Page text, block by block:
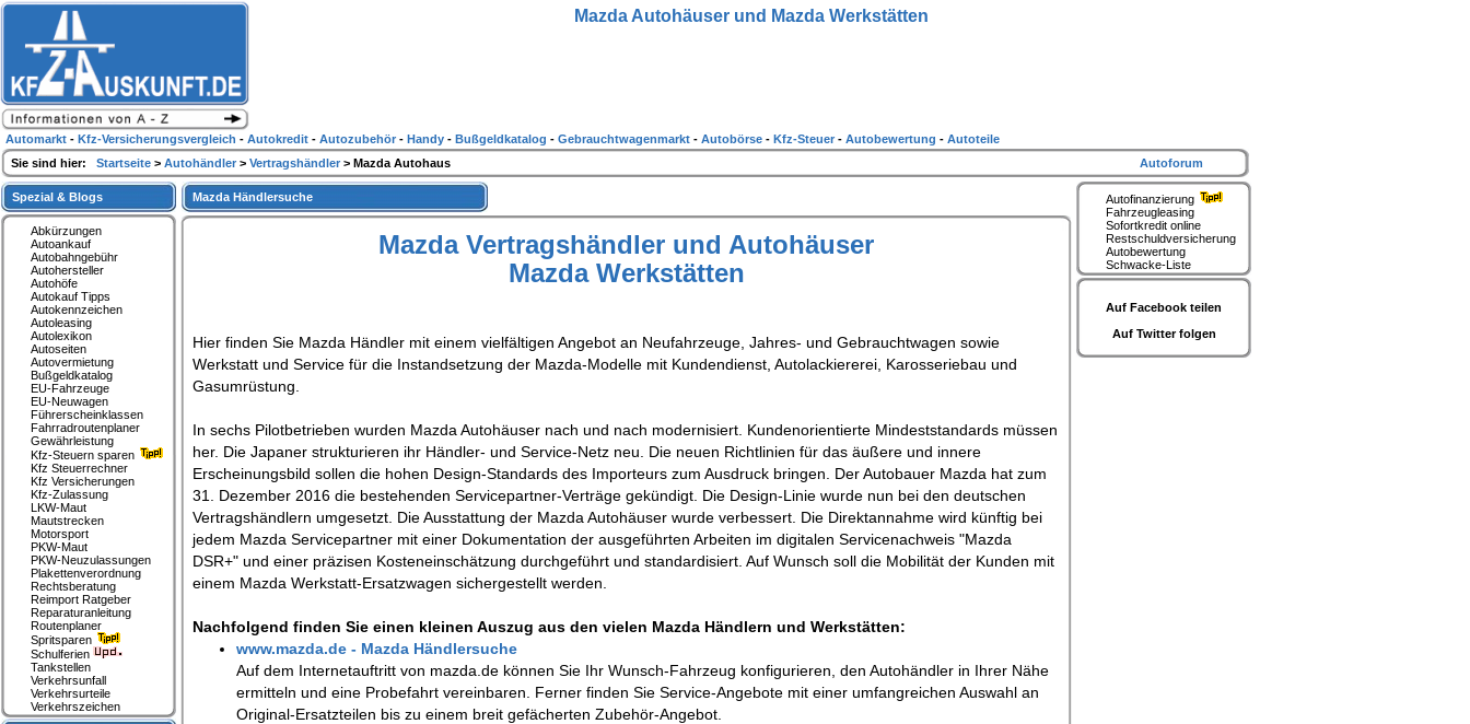
Mazda Händlersuche
Mazda Vertragshändler und Autohäuser
Mazda Werkstätten
Hier finden Sie Mazda Händler mit einem vielfältigen Angebot an Neufahrzeuge, Jahres- und Gebrauchtwagen sowie
Werkstatt und Service für die Instandsetzung der Mazda-Modelle mit Kundendienst, Autolackiererei, Karosseriebau und
Gasumrüstung.
In sechs Pilotbetrieben wurden Mazda Autohäuser nach und nach modernisiert. Kundenorientierte Mindeststandards müssen
her. Die Japaner strukturieren ihr Händler- und Service-Netz neu. Die neuen Richtlinien für das äußere und innere
Erscheinungsbild sollen die hohen Design-Standards des Importeurs zum Ausdruck bringen. Der Autobauer Mazda hat zum
31. Dezember 2016 die bestehenden Servicepartner-Verträge gekündigt. Die Design-Linie wurde nun bei den deutschen
Vertragshändlern umgesetzt. Die Ausstattung der Mazda Autohäuser wurde verbessert. Die Direktannahme wird künftig bei
jedem Mazda Servicepartner mit einer Dokumentation der ausgeführten Arbeiten im digitalen Servicenachweis "Mazda
DSR+" und einer präzisen Kosteneinschätzung durchgeführt und standardisiert. Auf Wunsch soll die Mobilität der Kunden mit
einem Mazda Werkstatt-Ersatzwagen sichergestellt werden.
Nachfolgend finden Sie einen kleinen Auszug aus den vielen Mazda Händlern und Werkstätten:
www.mazda.de - Mazda Händlersuche
Auf dem Internetauftritt von mazda.de können Sie Ihr Wunsch-Fahrzeug konfigurieren, den Autohändler in Ihrer Nähe
ermitteln und eine Probefahrt vereinbaren. Ferner finden Sie Service-Angebote mit einer umfangreichen Auswahl an
Original-Ersatzteilen bis zu einem breit gefächerten Zubehör-Angebot.
Spezial & Blogs
Abkürzungen
Autoankauf
Autobahngebühr
Autohersteller
Autohöfe
Autokauf Tipps
Autokennzeichen
Autoleasing
Autolexikon
Autoseiten
Autovermietung
Bußgeldkatalog
EU-Fahrzeuge
EU-Neuwagen
Führerscheinklassen
Fahrradroutenplaner
Gewährleistung
Kfz-Steuern sparen
Kfz Steuerrechner
Kfz Versicherungen
Kfz-Zulassung
LKW-Maut
Mautstrecken
Motorsport
PKW-Maut
PKW-Neuzulassungen
Plakettenverordnung
Rechtsberatung
Reimport Ratgeber
Reparaturanleitung
Routenplaner
Spritsparen
Schulferien
Tankstellen
Verkehrsunfall
Verkehrsurteile
Verkehrszeichen
Autofinanzierung
Fahrzeugleasing
Sofortkredit online
Restschuldversicherung
Autobewertung
Schwacke-Liste
Auf Facebook teilen
Auf Twitter folgen
Mazda Autohäuser und Mazda Werkstätten
Automarkt - Kfz-Versicherungsvergleich - Autokredit - Autozubehör - Handy - Bußgeldkatalog - Gebrauchtwagenmarkt - Autobörse - Kfz-Steuer - Autobewertung - Autoteile
Sie sind hier: Startseite > Autohändler > Vertragshändler > Mazda Autohaus Autoforum